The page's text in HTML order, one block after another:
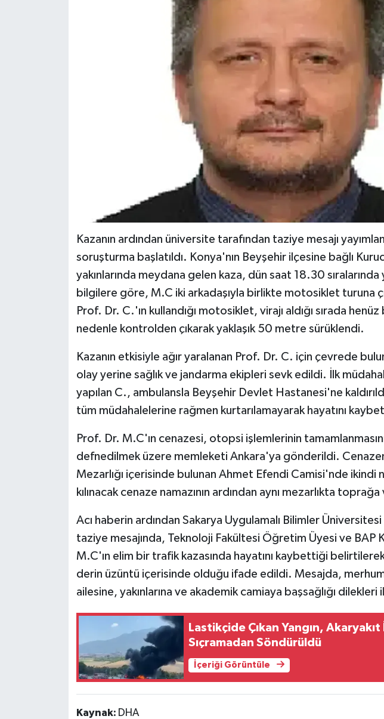
Kazanın ardından üniversite tarafından taziye mesajı
soruşturma başlatıldı. Konya'nın Beyşehir ilçesine bağlı
yakınlarında meydana gelen kaza, dün saat 18.30 sıralarında
bilgilere göre, M.C iki arkadaşıyla birlikte motosiklet turuna
Prof. Dr. C.'ın kullandığı motosiklet, virajı aldığı sırada
nedenle kontrolden çıkarak yaklaşık 50 metre sürüklendi.
Kazanın etkisiyle ağır yaralanan Prof. Dr. C. için çevrede
olay yerine sağlık ve jandarma ekipleri sevk edildi. İlk
yapılan C., ambulansla Beyşehir Devlet Hastanesi'ne
tüm müdahalelerine rağmen kurtarılamayarak hayatını
Prof. Dr. M.C'ın cenazesi, otopsi işlemlerinin
defnedilmek üzere memleketi Ankara'ya gönderildi.
Mezarlığı içerisinde bulunan Ahmet Efendi Camisi'nde ikindi
kılınacak cenaze namazının ardından aynı mezarlıkta
Acı haberin ardından Sakarya Uygulamalı Bilimler
taziye mesajında, Teknoloji Fakültesi Öğretim Üyesi ve BAP
M.C'ın elim bir trafik kazasında hayatını kaybettiği
derin üzüntü içerisinde olduğu ifade edildi. Mesajda,
ailesine, yakınlarına ve akademik camiaya başsağlığı dilekleri
Lastikçide Çıkan Yangın,
Sıçramadan Söndürüldü
İçeriği Görüntüle
Kaynak: DHA